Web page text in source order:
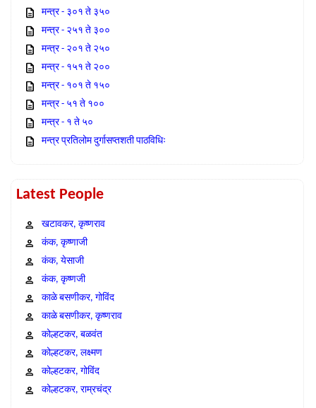
मन्त्र - ३०१ ते ३५०
मन्त्र - २५१ ते ३००
मन्त्र - २०१ ते २५०
मन्त्र - १५१ ते २००
मन्त्र - १०१ ते १५०
मन्त्र - ५१ ते १००
मन्त्र - १ ते ५०
मन्त्र प्रतिलोम दुर्गासप्तशती पाठविधिः
Latest People
खटावकर, कृष्णराव
कंक, कृष्णाजी
कंक, येसाजी
कंक, कृष्णजी
काळे बसणीकर, गोविंद
काळे बसणीकर, कृष्णराव
कोल्हटकर, बळवंत
कोल्हटकर, लक्ष्मण
कोल्हटकर, गोविंद
कोल्हटकर, राम्रचंद्र